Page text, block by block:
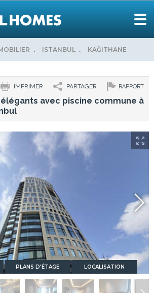
ISTANBUL KAĞITHANE
RAPPORT
PARTAGER
IMPRIMER
avec piscine commune à
PLANS D'ÉTAGE LOCALISATION